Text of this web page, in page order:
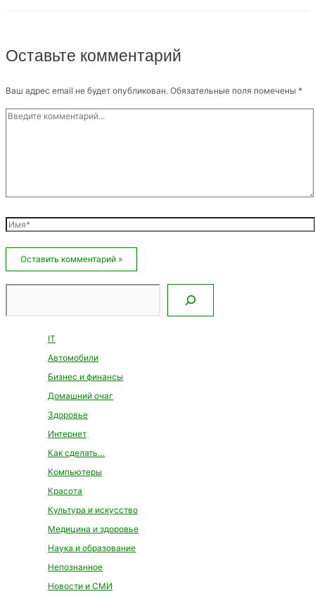
Оставьте комментарий
Ваш адрес email не будет опубликован. Обязательные поля помечены *
Введите
комментарий...
Имя*
IT
Автомобили
Бизнес и финансы
Домашний очаг
Здоровье
Интернет
Как сделать…
Компьютеры
Красота
Культура и искусство
Медицина и здоровье
Наука и образование
Непознанное
Новости и СМИ